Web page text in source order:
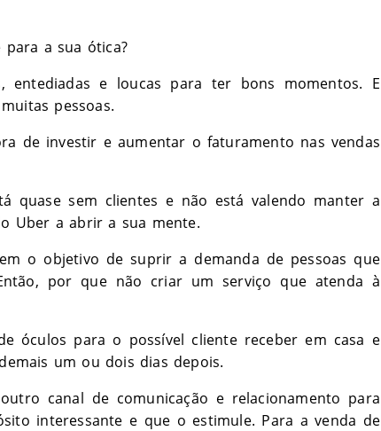
a sua ótica?
entediadas e loucas para ter bons momentos. E
pessoas.
de investir e aumentar o faturamento nas vendas
quase sem clientes e não está valendo manter a
Uber a abrir a sua mente.
o objetivo de suprir a demanda de pessoas que
por que não criar um serviço que atenda à
óculos para o possível cliente receber em casa e
um ou dois dias depois.
canal de comunicação e relacionamento para
interessante e que o estimule. Para a venda de